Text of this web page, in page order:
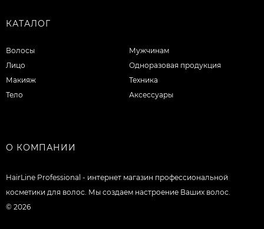
КАТАЛОГ
Волосы
Лицо
Макияж
Тело
Мужчинам
Одноразовая продукция
Техника
Аксессуары
О КОМПАНИИ
HairLine Professional - интернет магазин профессиональной
косметики для волос. Мы создаем настроение Ваших волос.
© 2026